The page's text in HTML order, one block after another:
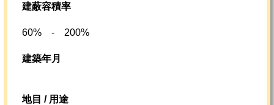
建蔽容積率
60% - 200%
建築年月
地目 / 用途